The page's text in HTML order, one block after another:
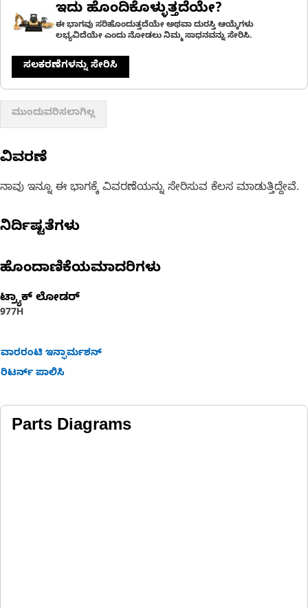
ಇದು ಹೊಂದಿಕೊಳ್ಳುತ್ತದೆಯೇ?
ಈ ಭಾಗವು ಸರಿಹೊಂದುತ್ತದೆಯೇ ಅಥವಾ ದುರಸ್ತಿ ಆಯ್ಕೆಗಳು
ಲಭ್ಯವಿದೆಯೇ ಎಂದು ನೋಡಲು ನಿಮ್ಮ ಸಾಧನವನ್ನು ಸೇರಿಸಿ.
ಸಲಕರಣೆಗಳನ್ನು ಸೇರಿಸಿ
ಮುಂದುವರಿಸಲಾಗಿಲ್ಲ
ವಿವರಣೆ
ನಾವು ಇನ್ನೂ ಈ ಭಾಗಕ್ಕೆ ವಿವರಣೆಯನ್ನು ಸೇರಿಸುವ ಕೆಲಸ ಮಾಡುತ್ತಿದ್ದೇವೆ.
ನಿರ್ದಿಷ್ಟತೆಗಳು
ಹೊಂದಾಣಿಕೆಯಮಾದರಿಗಳು
ಟ್ರ್ಯಾಕ್ ಲೋಡರ್
977H
ವಾರರಂಟಿ ಇನ್ಫಾರ್ಮಶನ್
ರಿಟರ್ನ್ ಪಾಲಿಸಿ
Parts Diagrams